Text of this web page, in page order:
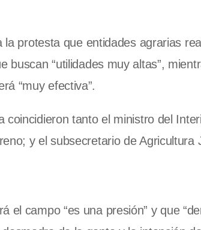
protesta que entidades agrarias
buscan “utilidades muy altas”,
“muy efectiva”.
tanto el ministro del
y el subsecretario de Agricultura
el campo “es una presión” y que